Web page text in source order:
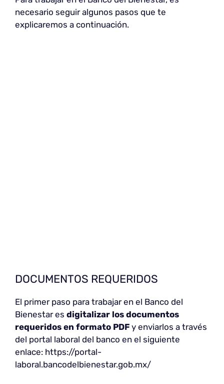
necesario seguir algunos pasos que te
explicaremos a continuación.
DOCUMENTOS REQUERIDOS
El primer paso para trabajar en el Banco del
Bienestar es digitalizar los documentos
requeridos en formato PDF y enviarlos a través
del portal laboral del banco en el siguiente
enlace: https://portal-
laboral.bancodelbienestar.gob.mx/